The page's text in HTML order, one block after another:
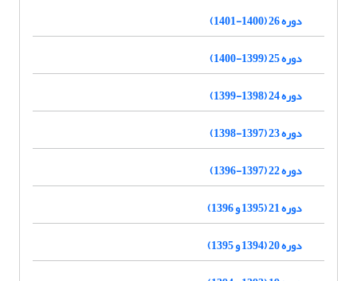
دوره 26 (1400-1401)
دوره 25 (1399-1400)
دوره 24 (1398-1399)
دوره 23 (1397-1398)
دوره 22 (1397-1396)
دوره 21 (1395 و 1396)
دوره 20 (1394 و 1395)